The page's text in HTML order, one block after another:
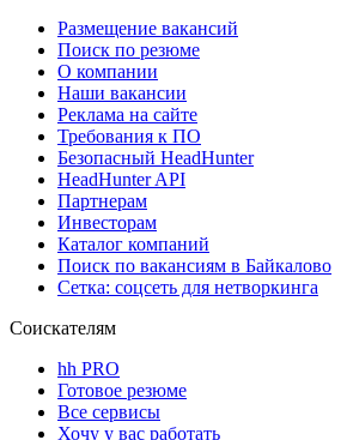
Размещение вакансий
Поиск по резюме
О компании
Наши вакансии
Реклама на сайте
Требования к ПО
Безопасный HeadHunter
HeadHunter API
Партнерам
Инвесторам
Каталог компаний
Поиск по вакансиям в Байкалово
Сетка: соцсеть для нетворкинга
Соискателям
hh PRO
Готовое резюме
Все сервисы
Хочу у вас работать